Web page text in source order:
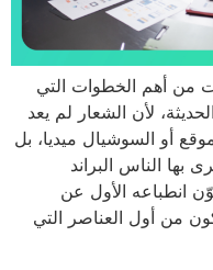
الخطوات التي
لأن الشعار لم يعد
ميديا، بل
البراند
الأول عن
أول العناصر التي